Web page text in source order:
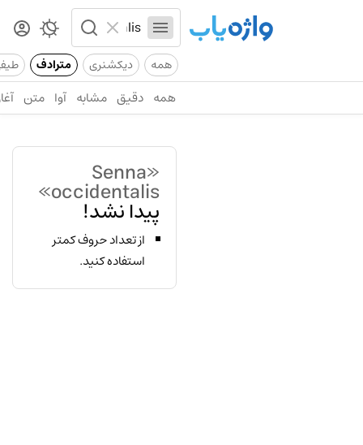
همه دیکشنری مترادف
همه دقیق مشابه آوا متن
«Senna
occidentalis»
پیدا نشد!
از تعداد حروف کمتر
استفاده کنید.